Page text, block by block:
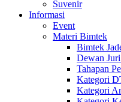
Suvenir
Informasi
Event
Materi Bimtek
Bimtek
Dewan
Tahapan
Kategori
Kategori